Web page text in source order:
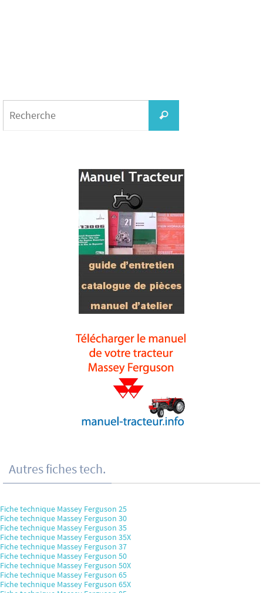
Recherche
Autres fiches tech.
Fiche technique Massey Ferguson 25
Fiche technique Massey Ferguson 30
Fiche technique Massey Ferguson 35
Fiche technique Massey Ferguson 35X
Fiche technique Massey Ferguson 37
Fiche technique Massey Ferguson 50
Fiche technique Massey Ferguson 50X
Fiche technique Massey Ferguson 65
Fiche technique Massey Ferguson 65X